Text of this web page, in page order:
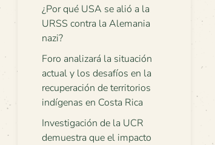
¿Por qué USA se alió a la
URSS contra la Alemania
nazi?
Foro analizará la situación
actual y los desafíos en la
recuperación de territorios
indígenas en Costa Rica
Investigación de la UCR
demuestra que el impacto